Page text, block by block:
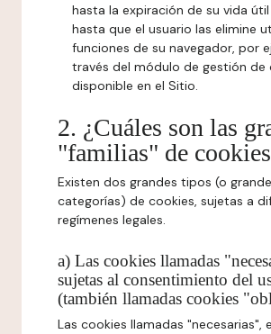
hasta la expiración de su vida
hasta que el usuario las elimine
funciones de su navegador, por
través del módulo de gestión de
disponible en el Sitio.
2. ¿Cuáles son las
"familias" de
Existen dos grandes tipos (o
categorías) de cookies, sujetas a
regímenes legales.
a) Las cookies llamadas
sujetas al consentimiento del
(también llamadas cookies
Las cookies llamadas "necesarias",